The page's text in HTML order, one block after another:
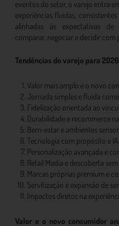
eventos do setor, o varejo entra
experiências fluidas,
alinhadas às expectativas
comparar, negociar e decidir com
Tendências do varejo para 2026
Valor mais amplo e o novo
Jornada simples e fluida
Fidelização orientada ao
Durabilidade e recommerce
Bem-estar e ambientes
Tecnologia com propósito e
Personalização avançada e
Retail Media e descoberta
Marcas próprias premium e
Servitização e expansão de
Impactos diretos na
Valor e o novo consumidor